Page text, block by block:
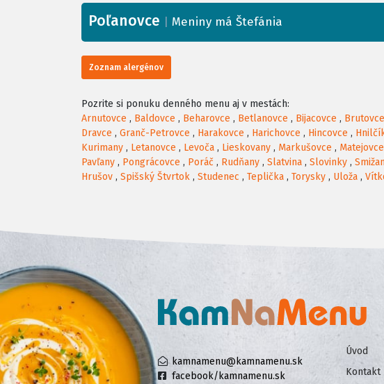
+
−
Poľanovce Meniny má Štefánia
Zoznam alergénov
Pozrite si ponuku denného menu aj v mestách:
Arnutovce , Baldovce , Beharovce , Betlanovce , Bijacovce , Brutovce
Dravce , Granč-Petrovce , Harakovce , Harichovce , Hincovce ,
Kurimany , Letanovce , Levoča , Lieskovany , Markušovce ,
Pavľany , Pongrácovce , Poráč , Rudňany , Slatvina , Slovinky ,
Hrušov , Spišský Štvrtok , Studenec , Teplička , Torysky , Uloža ,
kamnamenu@kamnamenu.sk
facebook/kamnamenu.sk
Úvod
Kontakt